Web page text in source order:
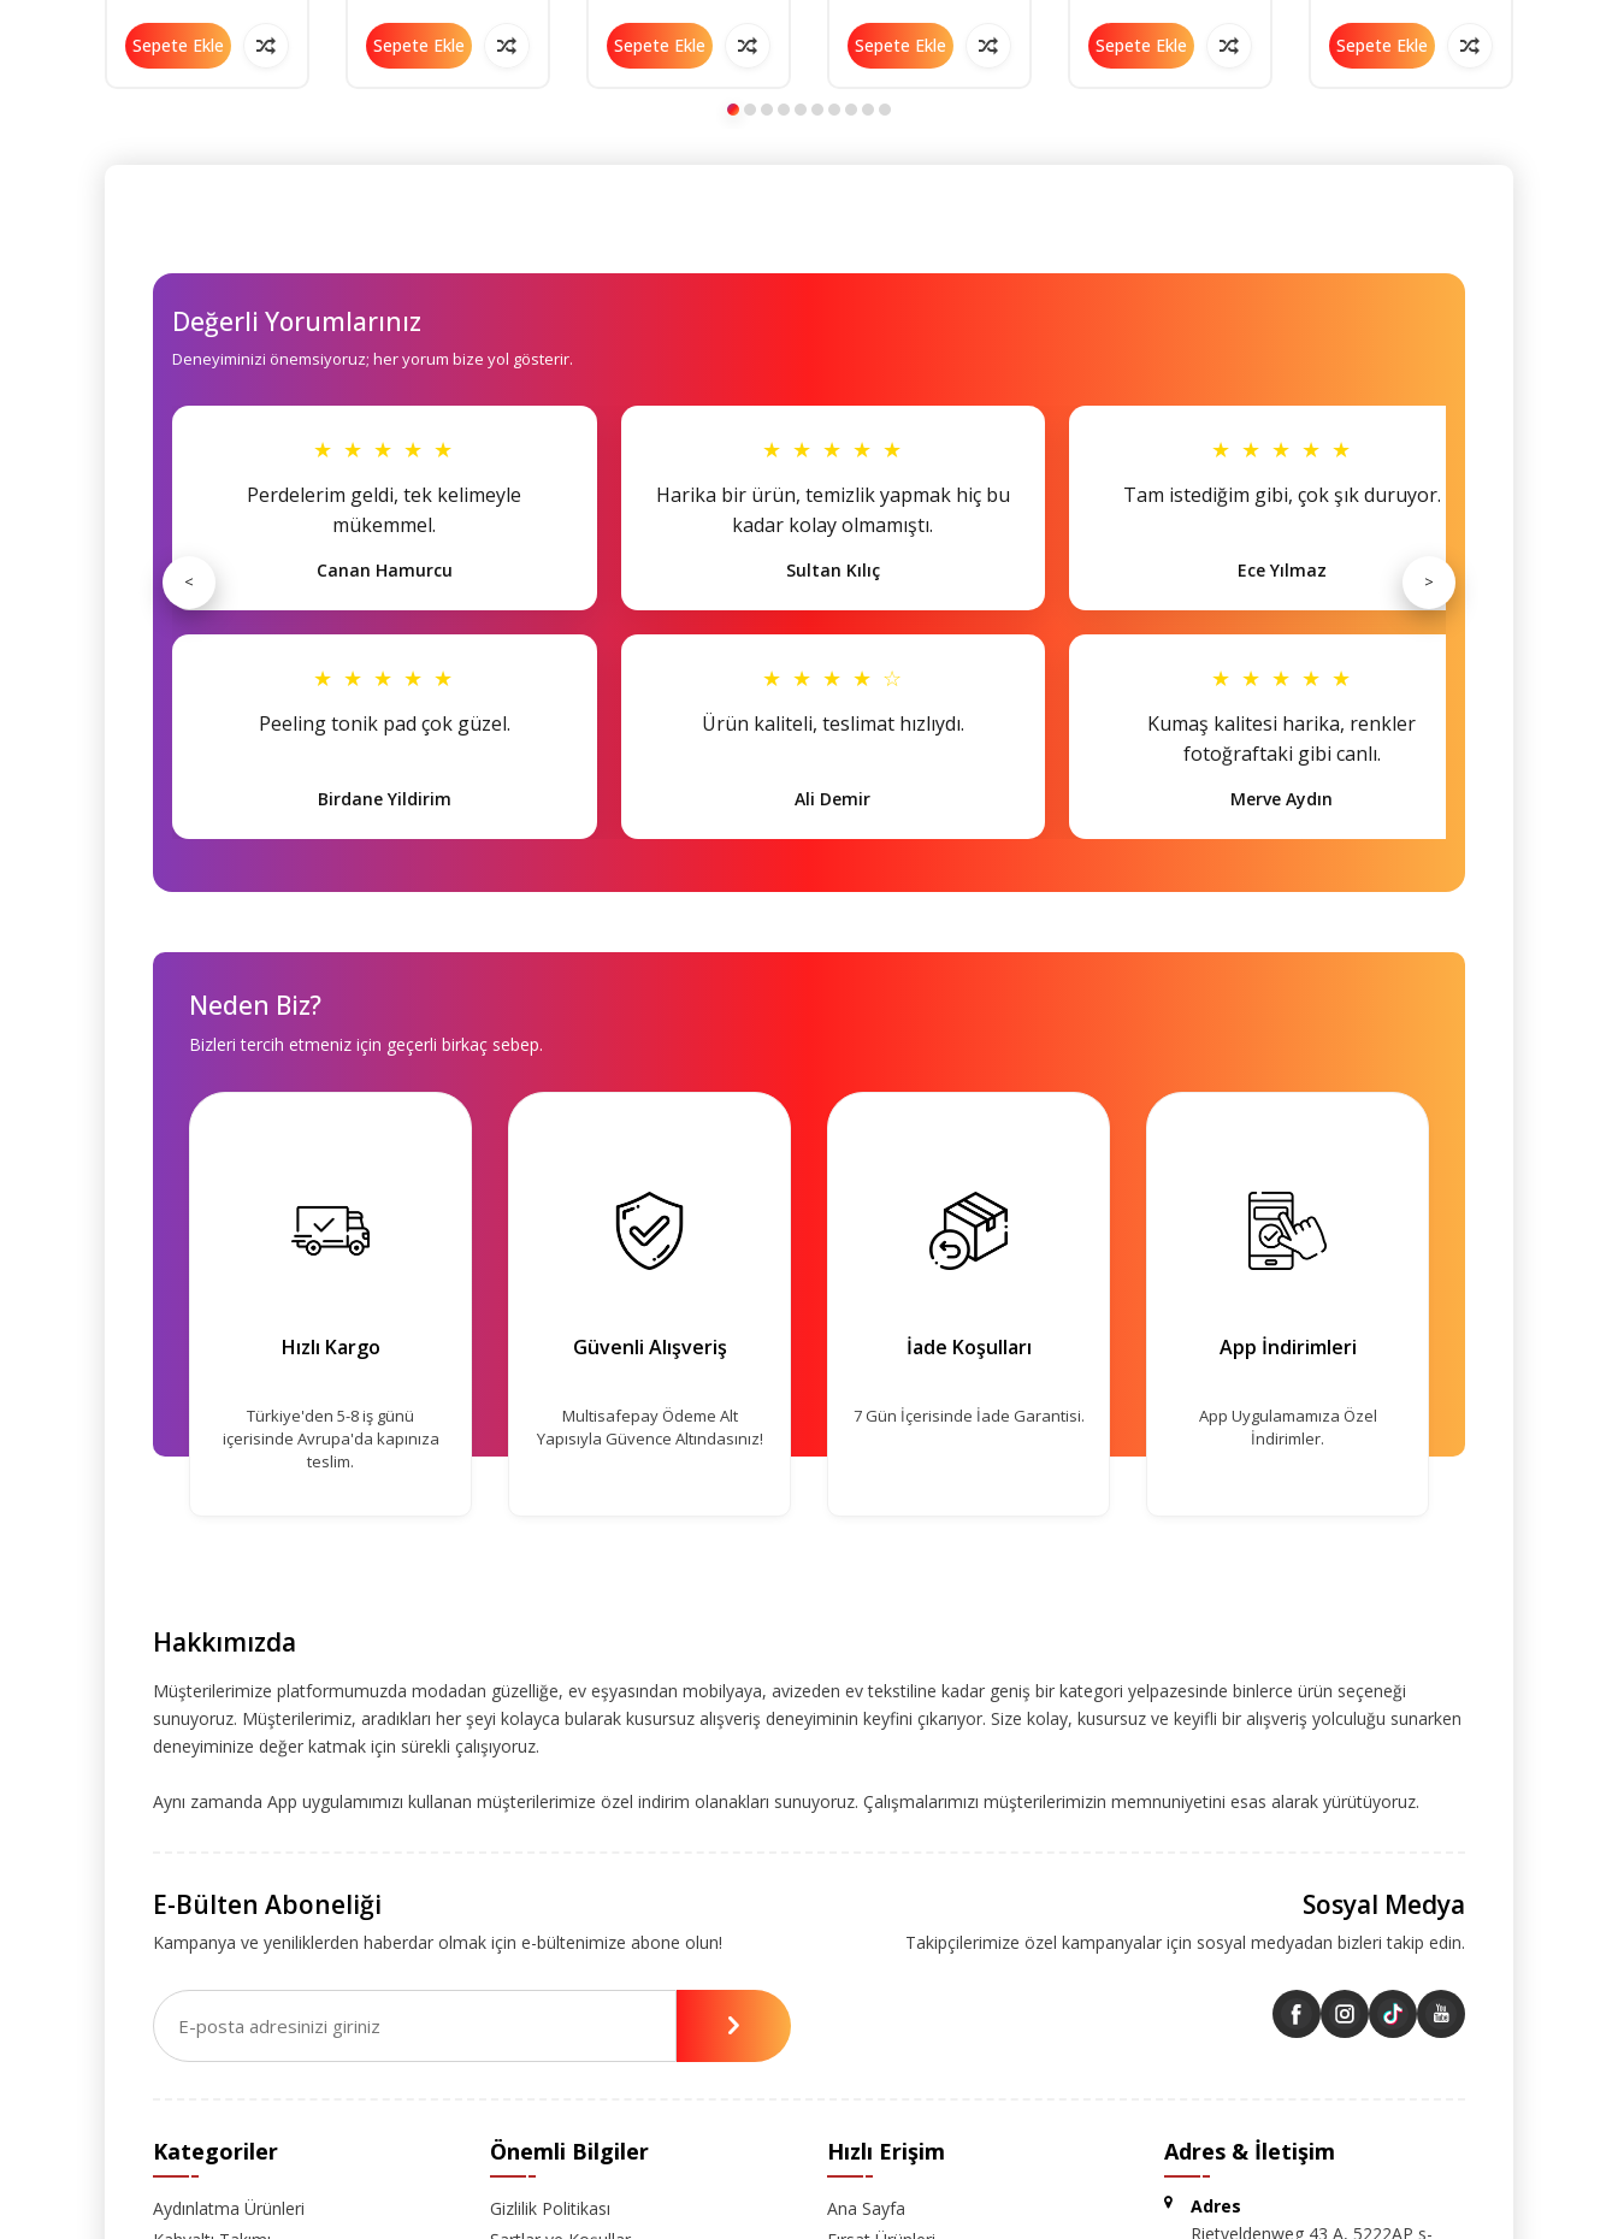
Sepete Ekle Sepete Ekle Sepete Ekle Sepete Ekle Sepete Ekle Sepete Ekle
Değerli Yorumlarınız
Deneyiminizi önemsiyoruz; her yorum bize yol gösterir.
★ ★ ★ ★ ★
Perdelerim geldi, tek kelimeyle
mükemmel.
Canan Hamurcu
★ ★ ★ ★ ★
Peeling tonik pad çok güzel.
Birdane Yildirim
★ ★ ★ ★ ★
Harika bir ürün, temizlik yapmak hiç bu
kadar kolay olmamıştı.
Sultan Kılıç
★ ★ ★ ★ ☆
Ürün kaliteli, teslimat hızlıydı.
Ali Demir
★ ★ ★ ★ ★
Tam istediğim gibi, çok şık duruyor.
Ece Yılmaz
★ ★ ★ ★ ★
Kumaş kalitesi harika, renkler
fotoğraftaki gibi canlı.
Merve Aydın
< >
Neden Biz?
Bizleri tercih etmeniz için geçerli birkaç sebep.
Hızlı Kargo
Türkiye'den 5-8 iş günü
içerisinde Avrupa'da kapınıza
teslim.
Güvenli Alışveriş
Multisafepay Ödeme Alt
Yapısıyla Güvence Altındasınız!
İade Koşulları
7 Gün İçerisinde İade Garantisi.
App İndirimleri
App Uygulamamıza Özel
İndirimler.
Hakkımızda
Müşterilerimize platformumuzda modadan güzelliğe, ev eşyasından mobilyaya, avizeden ev tekstiline kadar geniş bir kategori yelpazesinde binlerce ürün seçeneği
sunuyoruz. Müşterilerimiz, aradıkları her şeyi kolayca bularak kusursuz alışveriş deneyiminin keyfini çıkarıyor. Size kolay, kusursuz ve keyifli bir alışveriş yolculuğu sunarken
deneyiminize değer katmak için sürekli çalışıyoruz.
Aynı zamanda App uygulamımızı kullanan müşterilerimize özel indirim olanakları sunuyoruz. Çalışmalarımızı müşterilerimizin memnuniyetini esas alarak yürütüyoruz.
E-Bülten Aboneliği
Kampanya ve yeniliklerden haberdar olmak için e-bültenimize abone olun!
Sosyal Medya
Takipçilerimize özel kampanyalar için sosyal medyadan bizleri takip edin.
Kategoriler
Aydınlatma Ürünleri
Önemli Bilgiler
Gizlilik Politikası
Hızlı Erişim
Ana Sayfa
Adres & İletişim
Adres
Rietveldenweg 43 A, 5222AP s-